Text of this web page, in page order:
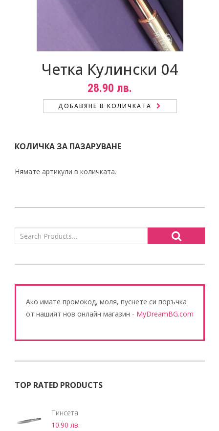
Четка Кулински 04
28.90 лв.
ДОБАВЯНЕ В КОЛИЧКАТА
КОЛИЧКА ЗА ПАЗАРУВАНЕ
Нямате артикули в количката.
Ако имате промокод, моля, пуснете си поръчка
от нашият нов онлайн магазин - MyDreamBG.com
TOP RATED PRODUCTS
Пинсета
10.90 лв.